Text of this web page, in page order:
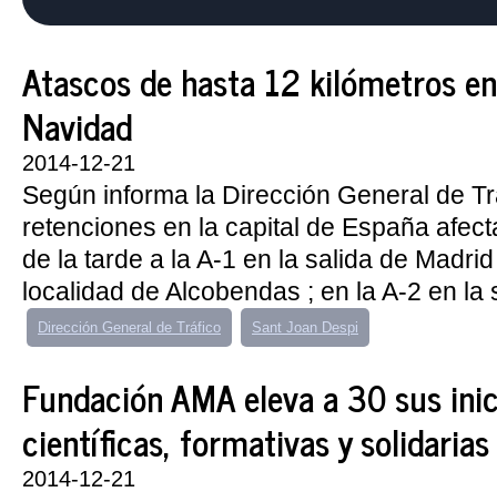
Atascos de hasta 12 kilómetros
Navidad
2014-12-21
Según informa la Dirección General de
retenciones en la capital de España
de la tarde a la A-1 en la salida de
localidad de Alcobendas ; en la A-2 en la
Dirección General de Tráfico Sant Joan Despi
Fundación AMA eleva a 30 sus
científicas, formativas y
2014-12-21